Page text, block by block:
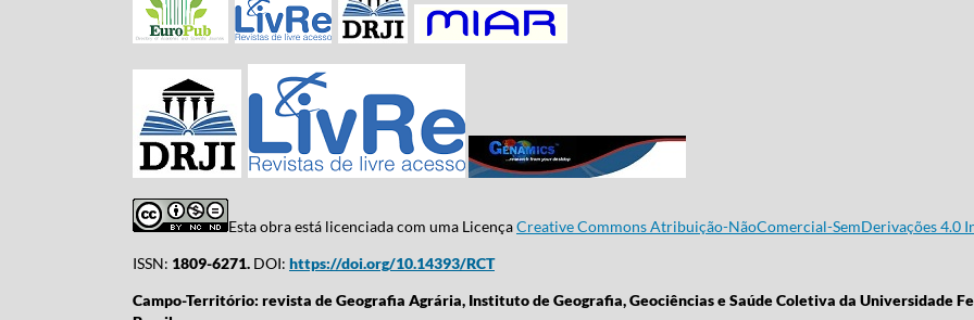
Esta obra está licenciada com uma LicençaCreative Commons Atribuição-NãoComercial-SemDerivações 4.0
ISSN: 1809-6271. DOI: https://doi.org/10.14393/RCT
Campo-Território: revista de Geografia Agrária, Instituto de Geografia, Geociências e Saúde Coletiva da Universidade